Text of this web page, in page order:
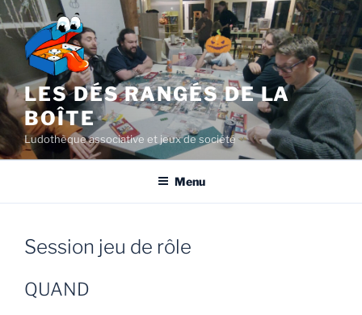
Aller
au
contenu
principal
LES DÉS RANGÉS DE LA
BOÎTE
Ludothèque associative et jeux de société
Menu
Session jeu de rôle
QUAND